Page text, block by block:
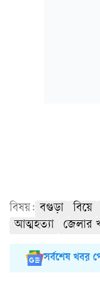
বিষয়: বগুড়া বিয়ে
আত্মহত্যা
জেলার
সর্বশেষ খবর